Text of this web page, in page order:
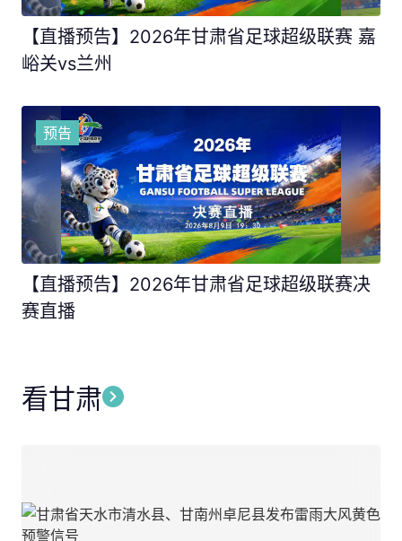
【直播预告】2026年甘肃省足球超级联赛 嘉
峪关vs兰州
预告
【直播预告】2026年甘肃省足球超级联赛决
赛直播
看甘肃